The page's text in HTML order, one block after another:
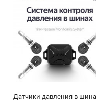
Датчики давления в